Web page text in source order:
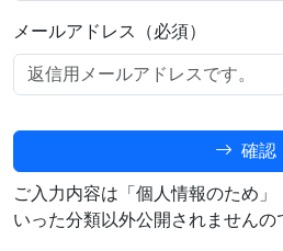
メールアドレス（必須）
確認
ご入力内容は「個人情報のため」
いった分類以外公開されませんの